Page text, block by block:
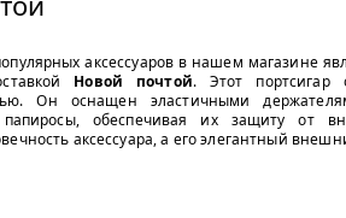
аксессуаров в нашем магазине
Новой почтой. Этот портсигар
Он оснащен эластичными
обеспечивая их защиту от
аксессуара, а его элегантный